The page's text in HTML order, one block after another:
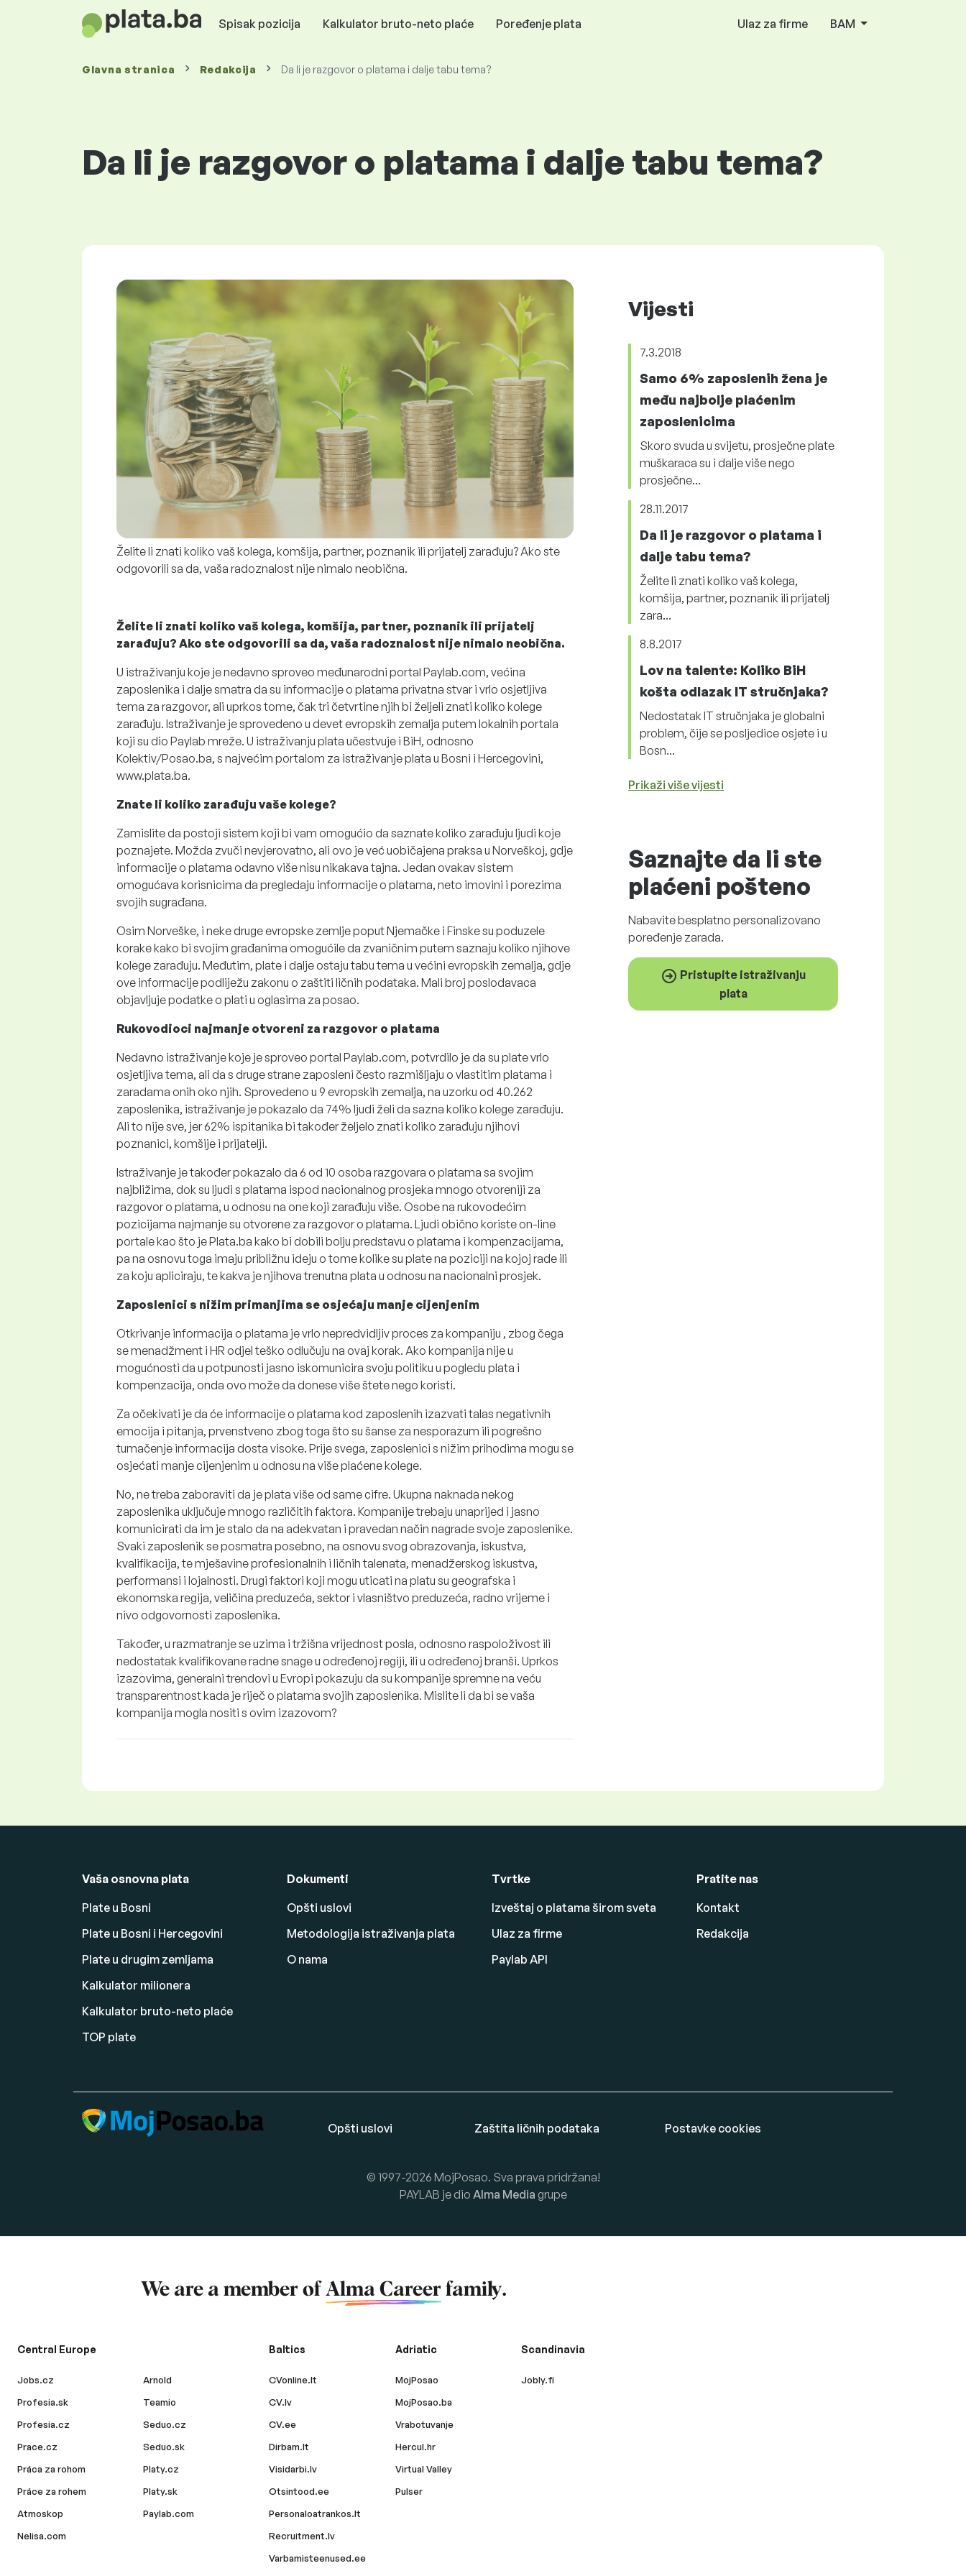
Spisak pozicija Kalkulator bruto-neto plaće Poređenje plata Ulaz za firme BAM
Glavna stranica Redakcija Da li je razgovor o platama i dalje tabu tema?
Da li je razgovor o platama i dalje tabu tema?
Želite li znati koliko vaš kolega, komšija, partner, poznanik ili prijatelj zarađuju? Ako ste
odgovorili sa da, vaša radoznalost nije nimalo neobična.
Želite li znati koliko vaš kolega, komšija, partner, poznanik ili prijatelj
zarađuju? Ako ste odgovorili sa da, vaša radoznalost nije nimalo neobična.
U istraživanju koje je nedavno sproveo međunarodni portal Paylab.com, većina
zaposlenika i dalje smatra da su informacije o platama privatna stvar i vrlo osjetljiva
tema za razgovor, ali uprkos tome, čak tri četvrtine njih bi željeli znati koliko kolege
zarađuju. Istraživanje je sprovedeno u devet evropskih zemalja putem lokalnih portala
koji su dio Paylab mreže. U istraživanju plata učestvuje i BiH, odnosno
Kolektiv/Posao.ba, s najvećim portalom za istraživanje plata u Bosni i Hercegovini,
www.plata.ba.
Znate li koliko zarađuju vaše kolege?
Zamislite da postoji sistem koji bi vam omogućio da saznate koliko zarađuju ljudi koje
poznajete. Možda zvuči nevjerovatno, ali ovo je već uobičajena praksa u Norveškoj, gdje
informacije o platama odavno više nisu nikakava tajna. Jedan ovakav sistem
omogućava korisnicima da pregledaju informacije o platama, neto imovini i porezima
svojih sugrađana.
Osim Norveške, i neke druge evropske zemlje poput Njemačke i Finske su poduzele
korake kako bi svojim građanima omogućile da zvaničnim putem saznaju koliko njihove
kolege zarađuju. Međutim, plate i dalje ostaju tabu tema u većini evropskih zemalja, gdje
ove informacije podliježu zakonu o zaštiti ličnih podataka. Mali broj poslodavaca
objavljuje podatke o plati u oglasima za posao.
Rukovodioci najmanje otvoreni za razgovor o platama
Nedavno istraživanje koje je sproveo portal Paylab.com, potvrdilo je da su plate vrlo
osjetljiva tema, ali da s druge strane zaposleni često razmišljaju o vlastitim platama i
zaradama onih oko njih. Sprovedeno u 9 evropskih zemalja, na uzorku od 40.262
zaposlenika, istraživanje je pokazalo da 74% ljudi želi da sazna koliko kolege zarađuju.
Ali to nije sve, jer 62% ispitanika bi također željelo znati koliko zarađuju njihovi
poznanici, komšije i prijatelji.
Istraživanje je također pokazalo da 6 od 10 osoba razgovara o platama sa svojim
najbližima, dok su ljudi s platama ispod nacionalnog prosjeka mnogo otvoreniji za
razgovor o platama, u odnosu na one koji zarađuju više. Osobe na rukovodećim
pozicijama najmanje su otvorene za razgovor o platama. Ljudi obično koriste on-line
portale kao što je Plata.ba kako bi dobili bolju predstavu o platama i kompenzacijama,
pa na osnovu toga imaju približnu ideju o tome kolike su plate na poziciji na kojoj rade ili
za koju apliciraju, te kakva je njihova trenutna plata u odnosu na nacionalni prosjek.
Zaposlenici s nižim primanjima se osjećaju manje cijenjenim
Otkrivanje informacija o platama je vrlo nepredvidljiv proces za kompaniju , zbog čega
se menadžment i HR odjel teško odlučuju na ovaj korak. Ako kompanija nije u
mogućnosti da u potpunosti jasno iskomunicira svoju politiku u pogledu plata i
kompenzacija, onda ovo može da donese više štete nego koristi.
Za očekivati je da će informacije o platama kod zaposlenih izazvati talas negativnih
emocija i pitanja, prvenstveno zbog toga što su šanse za nesporazum ili pogrešno
tumačenje informacija dosta visoke. Prije svega, zaposlenici s nižim prihodima mogu se
osjećati manje cijenjenim u odnosu na više plaćene kolege.
No, ne treba zaboraviti da je plata više od same cifre. Ukupna naknada nekog
zaposlenika uključuje mnogo različitih faktora. Kompanije trebaju unaprijed i jasno
komunicirati da im je stalo da na adekvatan i pravedan način nagrade svoje zaposlenike.
Svaki zaposlenik se posmatra posebno, na osnovu svog obrazovanja, iskustva,
kvalifikacija, te mješavine profesionalnih i ličnih talenata, menadžerskog iskustva,
performansi i lojalnosti. Drugi faktori koji mogu uticati na platu su geografska i
ekonomska regija, veličina preduzeća, sektor i vlasništvo preduzeća, radno vrijeme i
nivo odgovornosti zaposlenika.
Također, u razmatranje se uzima i tržišna vrijednost posla, odnosno raspoloživost ili
nedostatak kvalifikovane radne snage u određenoj regiji, ili u određenoj branši. Uprkos
izazovima, generalni trendovi u Evropi pokazuju da su kompanije spremne na veću
transparentnost kada je riječ o platama svojih zaposlenika. Mislite li da bi se vaša
kompanija mogla nositi s ovim izazovom?
Vijesti
7.3.2018
Samo 6% zaposlenih žena je
među najbolje plaćenim
zaposlenicima
Skoro svuda u svijetu, prosječne plate
muškaraca su i dalje više nego
prosječne...
28.11.2017
Da li je razgovor o platama i
dalje tabu tema?
Želite li znati koliko vaš kolega,
komšija, partner, poznanik ili prijatelj
zara...
8.8.2017
Lov na talente: Koliko BiH
košta odlazak IT stručnjaka?
Nedostatak IT stručnjaka je globalni
problem, čije se posljedice osjete i u
Bosn...
Prikaži više vijesti
Saznajte da li ste
plaćeni pošteno
Nabavitebesplatno personalizovano
poređenje zarada.
Pristupite istraživanju
plata
Vaša osnovna plata
Plate u Bosni
Plate u Bosni i Hercegovini
Plate u drugim zemljama
Kalkulator milionera
Kalkulator bruto-neto plaće
TOP plate
Dokumenti
Opšti uslovi
Metodologija istraživanja plata
O nama
Tvrtke
Izveštaj o platama širom sveta
Ulaz za firme
Paylab API
Pratite nas
Kontakt
Redakcija
Opšti uslovi Zaštita ličnih podataka Postavke cookies
© 1997-2026 MojPosao. Sva prava pridržana!
PAYLAB je dio Alma Media grupe
We are a member of Alma Careerfamily.
Central Europe
Jobs.cz
Profesia.sk
Profesia.cz
Prace.cz
Práca za rohom
Práce za rohem
Atmoskop
Nelisa.com
Arnold
Teamio
Seduo.cz
Seduo.sk
Platy.cz
Platy.sk
Paylab.com
Baltics
CVonline.lt
CV.lv
CV.ee
Dirbam.lt
Visidarbi.lv
Otsintood.ee
Personaloatrankos.lt
Recruitment.lv
Varbamisteenused.ee
Adriatic
MojPosao
MojPosao.ba
Vrabotuvanje
Hercul.hr
Virtual Valley
Pulser
Scandinavia
Jobly.fi